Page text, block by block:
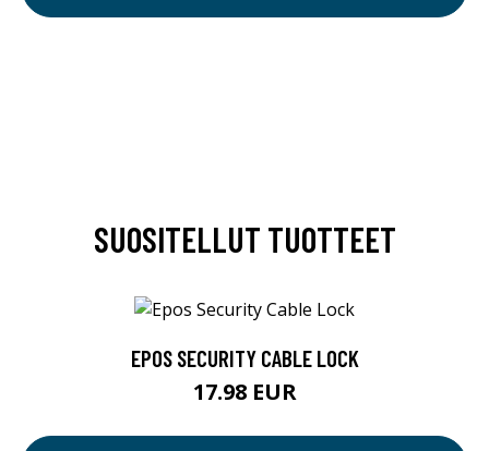
SUOSITELLUT TUOTTEET
EPOS SECURITY CABLE LOCK
17.98 EUR